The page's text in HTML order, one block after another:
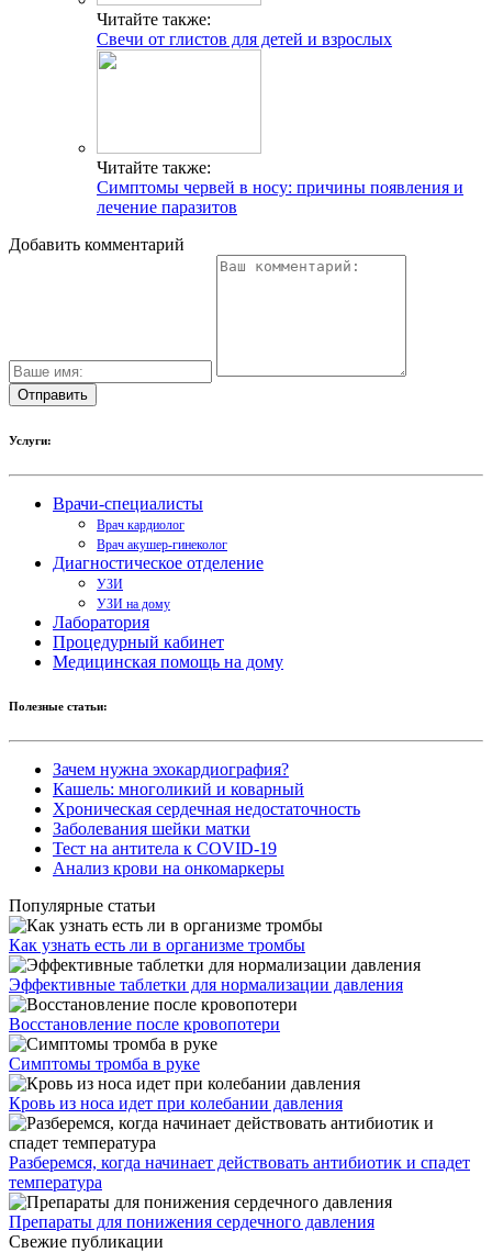
Читайте также:
Свечи от глистов для детей и взрослых
Читайте также:
Симптомы червей в носу: причины появления и
лечение паразитов
Добавить комментарий
Услуги:
Врачи-специалисты
Врач кардиолог
Врач акушер-гинеколог
Диагностическое отделение
УЗИ
УЗИ на дому
Лаборатория
Процедурный кабинет
Медицинская помощь на дому
Полезные статьи:
Зачем нужна эхокардиография?
Кашель: многоликий и коварный
Хроническая сердечная недостаточность
Заболевания шейки матки
Тест на антитела к COVID-19
Анализ крови на онкомаркеры
Популярные статьи
Как узнать есть ли в организме тромбы
Эффективные таблетки для нормализации давления
Восстановление после кровопотери
Симптомы тромба в руке
Кровь из носа идет при колебании давления
Разберемся, когда начинает действовать антибиотик и спадет
температура
Препараты для понижения сердечного давления
Свежие публикации